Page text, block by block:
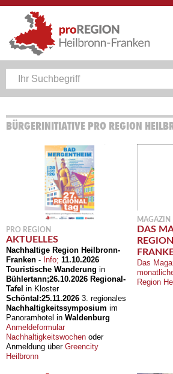
BÜRGERINITIATIVE PRO REGION
PRO REGION
AKTUELLES
Nachhaltige Region Heilbronn-
Franken - Info; 11.10.2026
Touristische Wanderung in
Bühlertann;26.10.2026 Regional-
Tafel in Kloster
Schöntal:25.11.2026 3. regionales
Nachhaltigkeitssymposium im
Panoramhotel in Waldenburg
Anmeldeformular
Nachhaltigkeitswochen oder
Anmeldung über Greencity
Heilbronn
MAGAZIN
DAS
Das
Region